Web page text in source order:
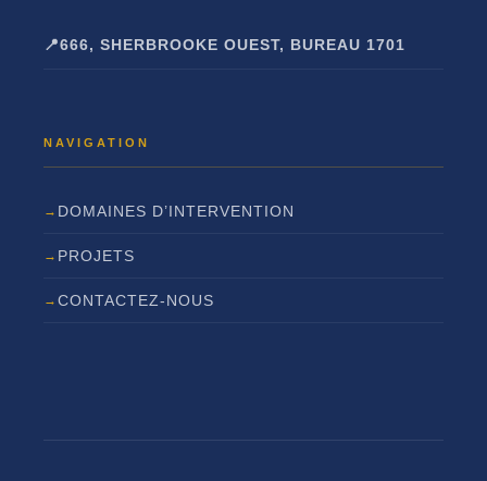
666, SHERBROOKE OUEST, BUREAU 1701
DOMAINES D’INTERVENTION
PROJETS
CONTACTEZ-NOUS